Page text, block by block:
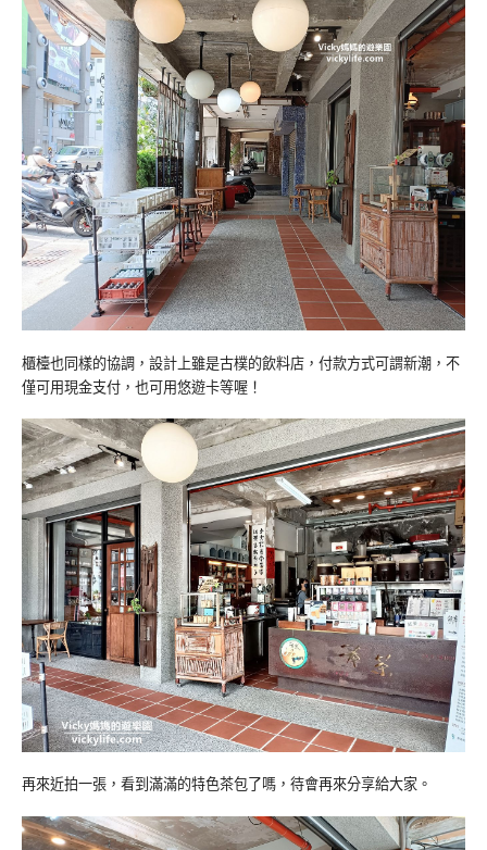
櫃檯也同樣的協調，設計上雖是古樸的飲料店，付款方式可謂新潮，不
僅可用現金支付，也可用悠遊卡等喔！
再來近拍一張，看到滿滿的特色茶包了嗎，待會再來分享給大家。